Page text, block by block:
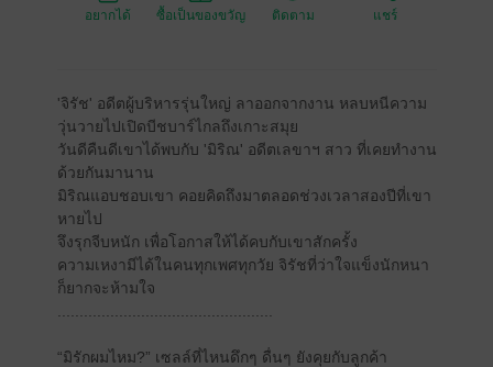
อยากได้ ซื้อเป็นของขวัญ ติดตาม แชร์
'จิรัช' อดีตผู้บริหารรุ่นใหญ่ ลาออกจากงาน หลบหนีความ
วุ่นวายไปเปิดบีชบาร์ไกลถึงเกาะสมุย
วันดีคืนดีเขาได้พบกับ 'มิริณ' อดีตเลขาฯ สาว ที่เคยทำงาน
ด้วยกันมานาน
มิริณแอบชอบเขา คอยคิดถึงมาตลอดช่วงเวลาสองปีที่เขา
หายไป
จึงรุกจีบหนัก เพื่อโอกาสให้ได้คบกับเขาสักครั้ง
ความเหงามีได้ในคนทุกเพศทุกวัย จิรัชที่ว่าใจแข็งนักหนา
ก็ยากจะห้ามใจ
“มิรักผมไหม?” เซลล์ที่ไหนดึกๆ ดื่นๆ ยังคุยกับลูกค้า